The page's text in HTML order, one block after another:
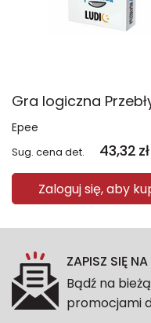
Epee
Sug. cena det. 43,32 zł
Zaloguj się, aby
ZAPISZ SIĘ
Bądź na
promocjami